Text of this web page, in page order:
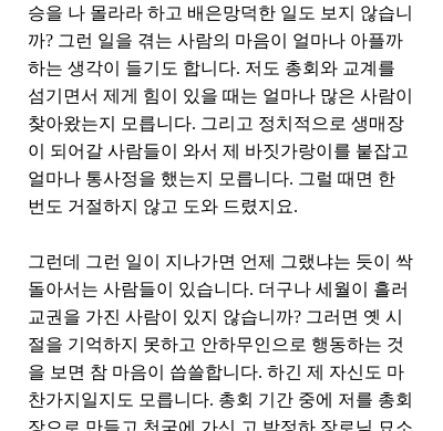
승을 나 몰라라 하고 배은망덕한 일도 보지 않습니
까? 그런 일을 겪는 사람의 마음이 얼마나 아플까
하는 생각이 들기도 합니다. 저도 총회와 교계를
섬기면서 제게 힘이 있을 때는 얼마나 많은 사람이
찾아왔는지 모릅니다. 그리고 정치적으로 생매장
이 되어갈 사람들이 와서 제 바짓가랑이를 붙잡고
얼마나 통사정을 했는지 모릅니다. 그럴 때면 한
번도 거절하지 않고 도와 드렸지요.
그런데 그런 일이 지나가면 언제 그랬냐는 듯이 싹
돌아서는 사람들이 있습니다. 더구나 세월이 흘러
교권을 가진 사람이 있지 않습니까? 그러면 옛 시
절을 기억하지 못하고 안하무인으로 행동하는 것
을 보면 참 마음이 씁쓸합니다. 하긴 제 자신도 마
찬가지일지도 모릅니다. 총회 기간 중에 저를 총회
장으로 만들고 천국에 가신 고 박정하 장로님 묘소